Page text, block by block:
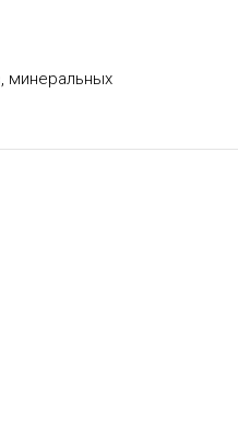
минеральных